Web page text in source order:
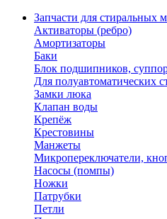
Запчасти для стиральных
Активаторы (ребро)
Амортизаторы
Баки
Блок подшипников,
Для полуавтоматических
Замки люка
Клапан воды
Крепёж
Крестовины
Манжеты
Микропереключатели,
Насосы (помпы)
Ножки
Патрубки
Петли